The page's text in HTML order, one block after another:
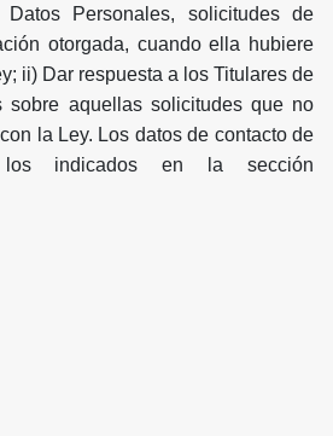
Personales, solicitudes de
otorgada, cuando ella hubiere
ii) Dar respuesta a los Titulares de
sobre aquellas solicitudes que no
la Ley. Los datos de contacto de
indicados en la sección